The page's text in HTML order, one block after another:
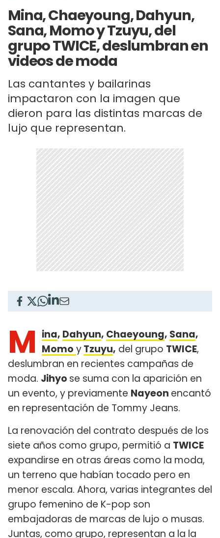
Mina, Chaeyoung, Dahyun,
Sana, Momo y Tzuyu, del
grupo TWICE, deslumbran en
videos de moda
Las cantantes y bailarinas
impactaron con la imagen que
dieron para las distintas marcas de
lujo que representan.
M ina, Dahyun, Chaeyoung, Sana,
Momo yTzuyu, del grupo TWICE,
deslumbran en recientes campañas de
moda. Jihyo se suma con la aparición en
un evento, y previamente Nayeon encantó
en representación de Tommy Jeans.
La renovación del contrato después de los
siete años como grupo, permitió a TWICE
expandirse en otras áreas como la moda,
un terreno que habían tocado pero en
menor escala. Ahora, varias integrantes del
grupo femenino de K-pop son
embajadoras de marcas de lujo o musas.
Juntas, como grupo, representan a la la